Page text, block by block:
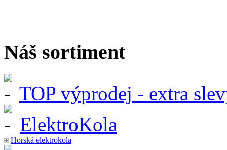
Náš sortiment
TOP výprodej - extra
ElektroKola
Horská elektrokola